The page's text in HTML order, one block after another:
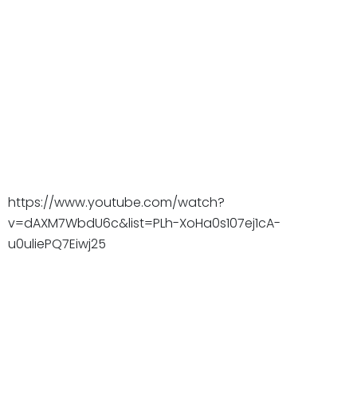
https://www.youtube.com/watch?
v=dAXM7WbdU6c&list=PLh-XoHa0s107ej1cA-
u0uliePQ7Eiwj25